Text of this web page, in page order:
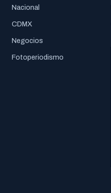
Nacional
CDMX
Negocios
Fotoperiodismo